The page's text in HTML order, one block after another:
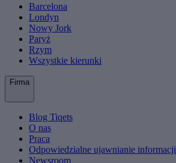
Barcelona
Londyn
Nowy Jork
Paryż
Rzym
Wszystkie kierunki
Firma
Blog Tiqets
O nas
Praca
Odpowiedzialne ujawnianie informacji
Newsroom